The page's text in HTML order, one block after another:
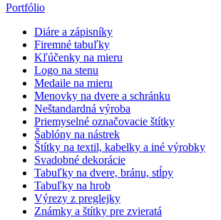
Portfólio
Diáre a zápisníky
Firemné tabuľky
Kľúčenky na mieru
Logo na stenu
Medaile na mieru
Menovky na dvere a schránku
Neštandardná výroba
Priemyselné označovacie štítky
Šablóny na nástrek
Štítky na textil, kabelky a iné výrobky
Svadobné dekorácie
Tabuľky na dvere, bránu, stĺpy
Tabuľky na hrob
Výrezy z preglejky
Známky a štítky pre zvieratá